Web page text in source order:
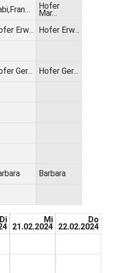
Erw…
Ger…
Hofer
Mar…
Hofer Erw…
Hofer Ger…
Barbara
Di Mi
21.02.2024
Do
22.02.2024